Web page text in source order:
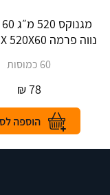
נווה פרמה MAGNOX 520X60
60 כמוסות
78
₪